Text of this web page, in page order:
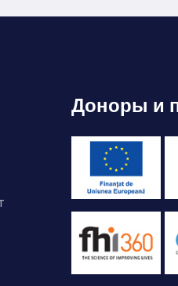
Доноры и